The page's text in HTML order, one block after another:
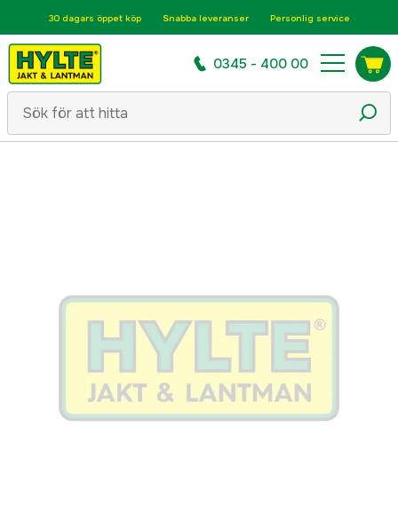
30 dagars öppet köp Snabba leveranser Personlig service
0345 - 400 00